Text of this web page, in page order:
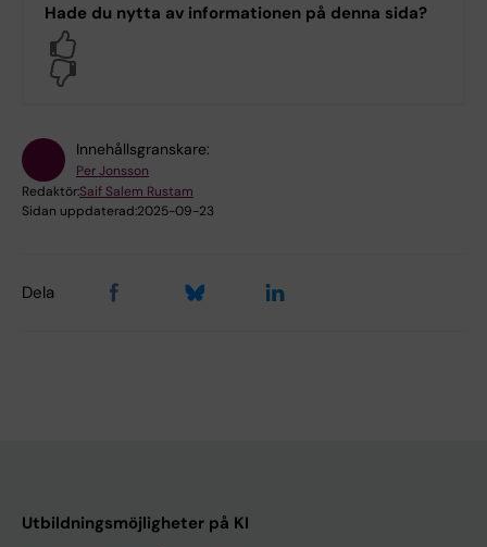
Hade du nytta av informationen på denna sida?
Innehållsgranskare:
Per Jonsson
Redaktör:Saif Salem Rustam
Sidan uppdaterad:2025-09-23
Dela
Utbildningsmöjligheter på KI